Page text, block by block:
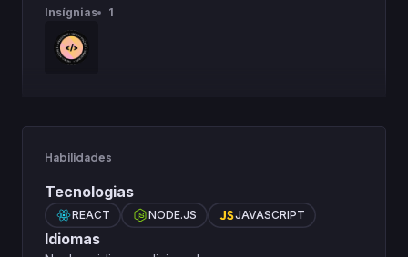
Insígnias 1
Habilidades
Tecnologias
REACT NODE.JS JAVASCRIPT
Idiomas